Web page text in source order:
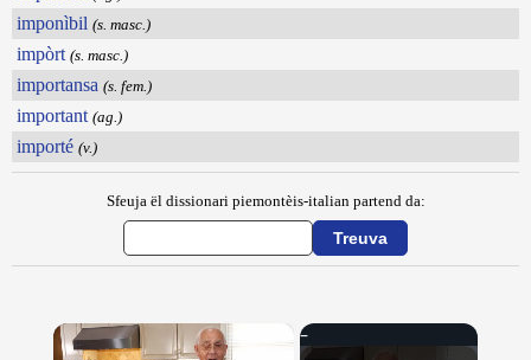
imponìbil (s. masc.)
impòrt (s. masc.)
importansa (s. fem.)
important (ag.)
importé (v.)
Sfeuja ël dissionari piemontèis-italian partend da: